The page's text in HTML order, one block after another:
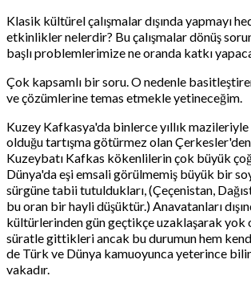
Klasik kültürel çalışmalar dışında yapmayı
etkinlikler nelerdir? Bu çalışmalar dönüş
başlı problemlerimize ne oranda katkı
Çok kapsamlı bir soru. O nedenle
ve çözümlerine temas etmekle yetineceğim.
Kuzey Kafkasya'da binlerce yıllık
olduğu tartışma götürmez olan
Kuzeybatı Kafkas kökenlilerin çok büyük
Dünya'da eşi emsali görülmemiş büyük bir
sürgüne tabii tutuldukları, (Çeçenistan,
bu oran bir hayli düşüktür.) Anavatanları
kültürlerinden gün geçtikçe uzaklaşarak yok
süratle gittikleri ancak bu durumun hem
de Türk ve Dünya kamuoyunca yeterince
vakadır.